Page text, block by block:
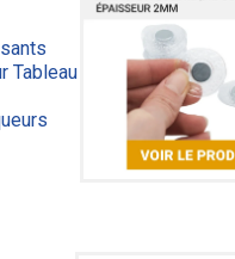
Tableau